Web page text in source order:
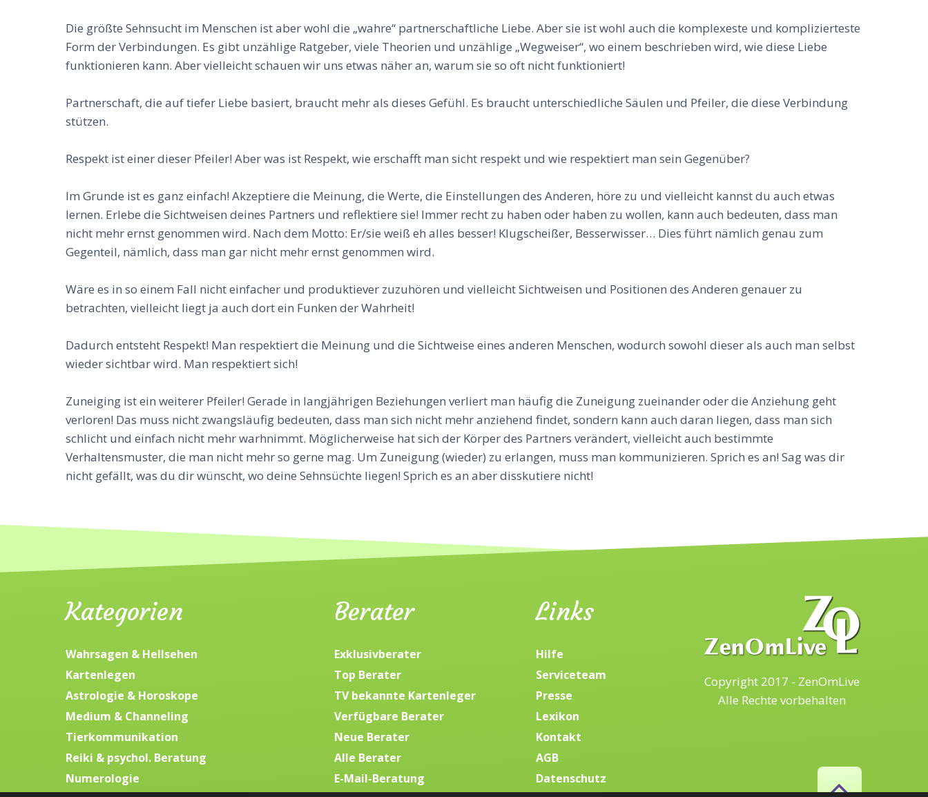
Die größte Sehnsucht im Menschen ist aber wohl die „wahre“ partnerschaftliche Liebe. Aber sie ist wohl auch die komplexeste und komplizierteste
Form der Verbindungen. Es gibt unzählige Ratgeber, viele Theorien und unzählige „Wegweiser“, wo einem beschrieben wird, wie diese Liebe
funktionieren kann. Aber vielleicht schauen wir uns etwas näher an, warum sie so oft nicht funktioniert!
Partnerschaft, die auf tiefer Liebe basiert, braucht mehr als dieses Gefühl. Es braucht unterschiedliche Säulen und Pfeiler, die diese Verbindung
stützen.
Respekt ist einer dieser Pfeiler! Aber was ist Respekt, wie erschafft man sicht respekt und wie respektiert man sein Gegenüber?
Im Grunde ist es ganz einfach! Akzeptiere die Meinung, die Werte, die Einstellungen des Anderen, höre zu und vielleicht kannst du auch etwas
lernen. Erlebe die Sichtweisen deines Partners und reflektiere sie! Immer recht zu haben oder haben zu wollen, kann auch bedeuten, dass man
nicht mehr ernst genommen wird. Nach dem Motto: Er/sie weiß eh alles besser! Klugscheißer, Besserwisser… Dies führt nämlich genau zum
Gegenteil, nämlich, dass man gar nicht mehr ernst genommen wird.
Wäre es in so einem Fall nicht einfacher und produktiever zuzuhören und vielleicht Sichtweisen und Positionen des Anderen genauer zu
betrachten, vielleicht liegt ja auch dort ein Funken der Wahrheit!
Dadurch entsteht Respekt! Man respektiert die Meinung und die Sichtweise eines anderen Menschen, wodurch sowohl dieser als auch man selbst
wieder sichtbar wird. Man respektiert sich!
Zuneiging ist ein weiterer Pfeiler! Gerade in langjährigen Beziehungen verliert man häufig die Zuneigung zueinander oder die Anziehung geht
verloren! Das muss nicht zwangsläufig bedeuten, dass man sich nicht mehr anziehend findet, sondern kann auch daran liegen, dass man sich
schlicht und einfach nicht mehr warhnimmt. Möglicherweise hat sich der Körper des Partners verändert, vielleicht auch bestimmte
Verhaltensmuster, die man nicht mehr so gerne mag. Um Zuneigung (wieder) zu erlangen, muss man kommunizieren. Sprich es an! Sag was dir
nicht gefällt, was du dir wünscht, wo deine Sehnsüchte liegen! Sprich es an aber disskutiere nicht!
Kategorien
Wahrsagen & Hellsehen
Kartenlegen
Astrologie & Horoskope
Medium & Channeling
Tierkommunikation
Reiki & psychol. Beratung
Numerologie
Berater
Exklusivberater
Top Berater
TV bekannte Kartenleger
Verfügbare Berater
Neue Berater
Alle Berater
E-Mail-Beratung
Links
Hilfe
Serviceteam
Presse
Lexikon
Kontakt
AGB
Datenschutz
Copyright 2017 - ZenOmLive
Alle Rechte vorbehalten